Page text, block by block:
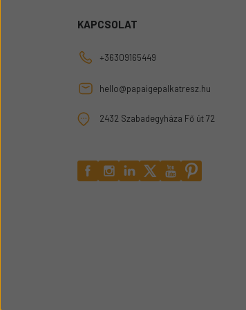
KAPCSOLAT
+36309165449
hello@papaigepalkatresz.hu
2432 Szabadegyháza Fő út 72